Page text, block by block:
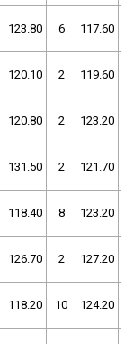
123.80 6 117.60
120.10 2 119.60
120.80 2 123.20
131.50 2 121.70
118.40 8 123.20
126.70 2 127.20
118.20 10 124.20